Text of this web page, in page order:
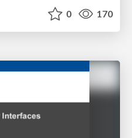
0 170